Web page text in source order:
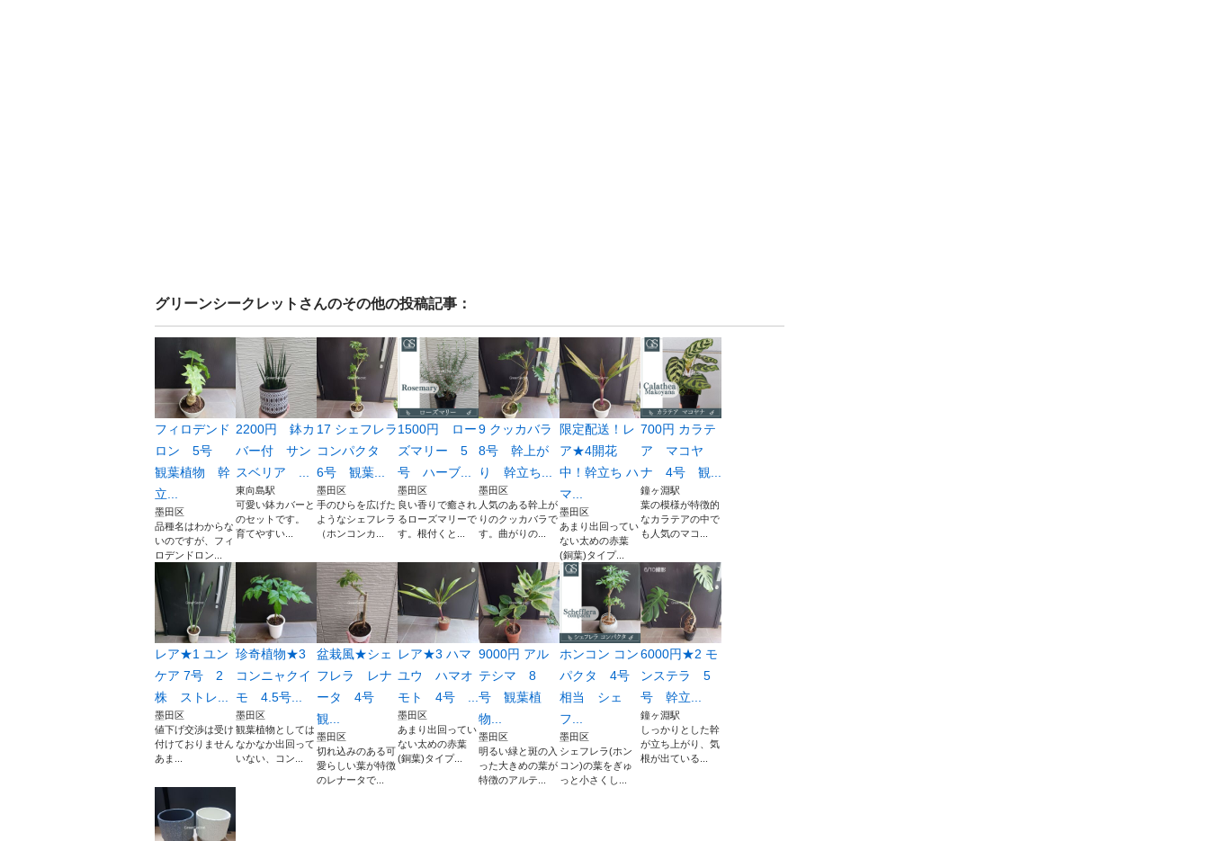
グリーンシークレット さんのその他の投稿記事：
フィロデンド
ロン 5号
観葉植物 幹
立...
墨田区
品種名はわからな
いのですが、フィ
ロデンドロン...
2200円 鉢カ
バー付 サン
スベリア ...
東向島駅
可愛い鉢カバーと
のセットです。
育てやすい...
17 シェフレラ
コンパクタ
6号 観葉...
墨田区
手のひらを広げた
ようなシェフレラ
（ホンコンカ...
1500円 ロー
ズマリー 5
号 ハーブ...
墨田区
良い香りで癒され
るローズマリーで
す。根付くと...
9 クッカバラ
8号 幹上が
り 幹立ち...
墨田区
人気のある幹上が
りのクッカバラで
す。曲がりの...
限定配送！レ
ア★4開花
中！幹立ち ハ
マ...
墨田区
あまり出回ってい
ない太めの赤葉
(銅葉)タイプ...
700円 カラテ
ア マコヤ
ナ 4号 観...
鐘ヶ淵駅
葉の模様が特徴的
なカラテアの中で
も人気のマコ...
レア★1 ユン
ケア 7号 2
株 ストレ...
墨田区
値下げ交渉は受け
付けておりません
あま...
珍奇植物★3
コンニャクイ
モ 4.5号...
墨田区
観葉植物としては
なかなか出回って
いない、コン...
盆栽風★シェ
フレラ レナ
ータ 4号
観...
墨田区
切れ込みのある可
愛らしい葉が特徴
のレナータで...
レア★3 ハマ
ユウ ハマオ
モト 4号 ...
墨田区
あまり出回ってい
ない太めの赤葉
(銅葉)タイプ...
9000円 アル
テシマ 8
号 観葉植
物...
墨田区
明るい緑と斑の入
った大きめの葉が
特徴のアルテ...
ホンコン コン
パクタ 4号
相当 シェ
フ...
墨田区
シェフレラ(ホン
コン)の葉をぎゅ
っと小さくし...
6000円★2 モ
ンステラ 5
号 幹立...
鐘ヶ淵駅
しっかりとした幹
が立ち上がり、気
根が出ている...